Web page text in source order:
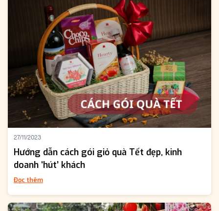
27/11/2023
Hướng dẫn cách gói giỏ quà Tết đẹp, kinh
doanh ‘hút’ khách
Đọc thêm